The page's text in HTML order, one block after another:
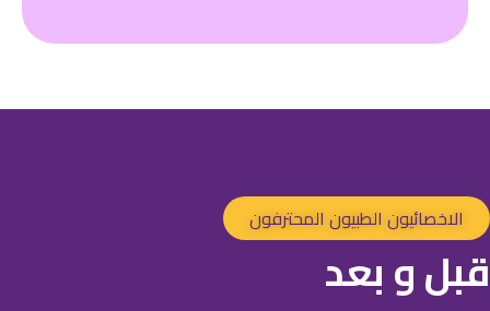
الاخصائيون الطبيون المحترفون
قبل و بعد